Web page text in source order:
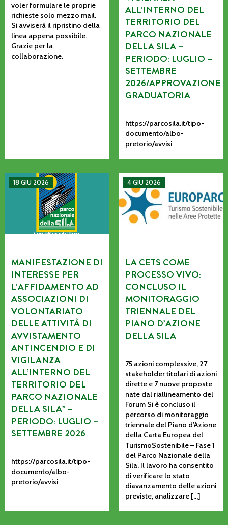
voler formulare le proprie
richieste solo mezzo mail.
Si avviserà il ripristino della
linea appena possibile.
Grazie per la
collaborazione.
ALL’INTERNO DEL
TERRITORIO DEL
PARCO NAZIONALE
DELLA SILA –
PERIODO: LUGLIO –
SETTEMBRE
2026/APPROVAZIONE
GRADUATORIA
https://parcosila.it/tipo-
documento/albo-
pretorio/avvisi
18 GIU 2026
MANIFESTAZIONE DI INTERESSE PER L’AFFIDAMENTO
MANIFESTAZIONE DI
INTERESSE PER
L’AFFIDAMENTO AD
ASSOCIAZIONI DI
VOLONTARIATO
DELLE ATTIVITÀ DI
AVVISTAMENTO
ANTINCENDIO E DI
VIGILANZA
ALL’INTERNO DEL
TERRITORIO DEL
PARCO NAZIONALE
DELLA SILA” –
PERIODO: LUGLIO –
SETTEMBRE 2026
https://parcosila.it/tipo-
documento/albo-
pretorio/avvisi
4 GIU 2026
La CETS come processo
LA CETS COME
PROCESSO VIVO:
CONCLUSO IL
MONITORAGGIO
TRIENNALE DEL
PIANO D’AZIONE
DELLA SILA
75 azioni complessive, 27
stakeholder titolari di azioni
dirette e 7 nuove proposte
nate dal riallineamento del
Forum Si è concluso il
percorso di monitoraggio
triennale del Piano d’Azione
della Carta Europea del
TurismoSostenibile – Fase 1
del Parco Nazionale della
Sila. Il lavoro ha consentito
di verificare lo stato
diavanzamento delle azioni
previste, analizzare […]